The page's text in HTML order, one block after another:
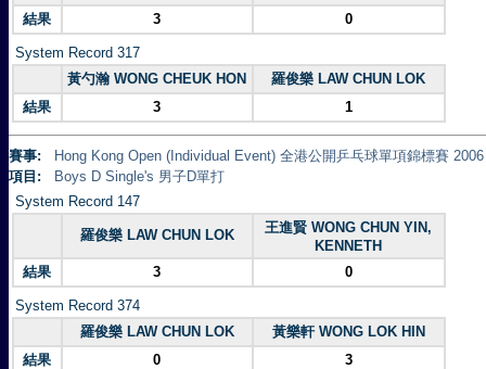
結果
3 0
System Record 317
黃勺瀚 WONG CHEUK HON
羅俊樂 LAW CHUN LOK
結果
3 1
賽事:
Hong Kong Open (Individual Event) 全港公開乒乓球單項錦標賽 2006
項目:
Boys D Single's 男子D單打
System Record 147
羅俊樂 LAW CHUN LOK
王進賢 WONG CHUN YIN,
KENNETH
結果
3 0
System Record 374
羅俊樂 LAW CHUN LOK
黃樂軒 WONG LOK HIN
結果
0 3